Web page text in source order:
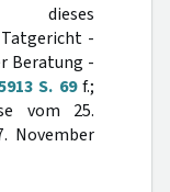
dieses
-
Beratung -
S. 69f.;
vom 25.
November